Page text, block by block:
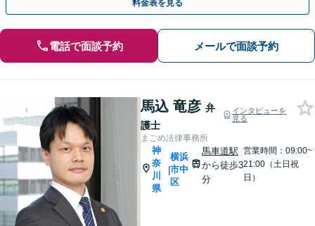
料金表を見る
電話で面談予約 メールで面談予約
馬込 竜彦 弁
護士
インタビューを
見る
まごめ法律事務所
神
奈
川
県
|
横浜
市中
区
馬車道駅
から徒歩3
分
営業時間：09:00~
21:00（土日祝
日）